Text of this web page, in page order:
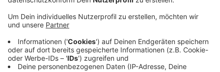
Vorstands ist.
Veröffentlicht:Montag, 25.03.2019 10:57
Anzeige